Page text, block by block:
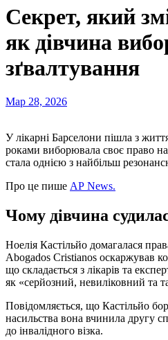
Секрет, який
як дівчина
зґвалтування
Мар 28, 2026
У лікарні Барселони пішла з
роками виборювала своє право на
стала однією з найбільш
Про це пише AP News.
Чому дівчина
Ноелія Кастільйо домагалася
Abogados Cristianos оскаржував
що складається з лікарів та
як «серйозний, невиліковний та
Повідомляється, що Кастільйо
насильства вона вчинила другу
до інвалідного візка.